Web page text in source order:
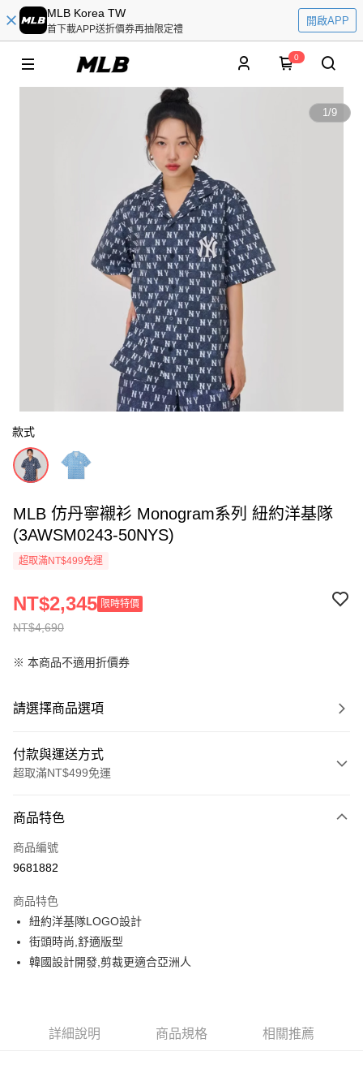
MLB Korea TW
首下載APP送折價券再抽限定禮
開啟APP
0
1/9
款式
MLB 仿丹寧襯衫 Monogram系列 紐約洋基隊
(3AWSM0243-50NYS)
超取滿NT$499免運
NT$4,690
NT$2,345 限時特價
※ 本商品不適用折價券
請選擇商品選項
付款與運送方式
超取滿NT$499免運
信用卡一次付款
超商取貨付款
Apple Pay
街口支付
全家取貨付款<未取貨列黑名單/不支援離島取退>
商品特色
商品編號
9681882
商品特色
紐約洋基隊LOGO設計
街頭時尚,舒適版型
韓國設計開發,剪裁更適合亞洲人
詳細說明 商品規格 相關推薦